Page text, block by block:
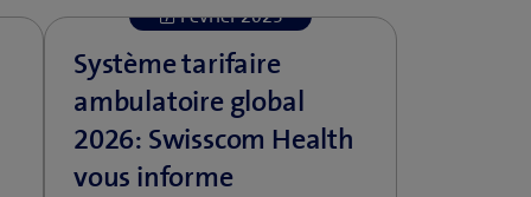
Février 2025
Système tarifaire
ambulatoire global
2026: Swisscom Health
vous informe